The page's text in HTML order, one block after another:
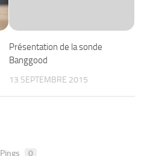
Présentation de la sonde
Banggood
13 SEPTEMBRE 2015
Pings 0